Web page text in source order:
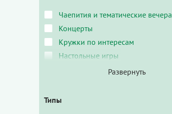
Чаепития и тематические вечера
Концерты
Кружки по интересам
Настольные игры
Типы